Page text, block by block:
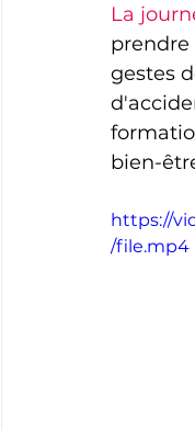
La
prendre
gestes
bien-
https://
/file.mp4